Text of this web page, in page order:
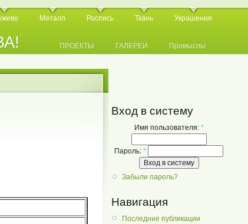
Металл Роспись Ткань Украшения
. . ПРОЕКТЫ ГАЛЕРЕИ Промыслы
Вход в систему
Имя пользователя: *
Пароль: *
Забыли пароль?
Навигация
Последние публикации